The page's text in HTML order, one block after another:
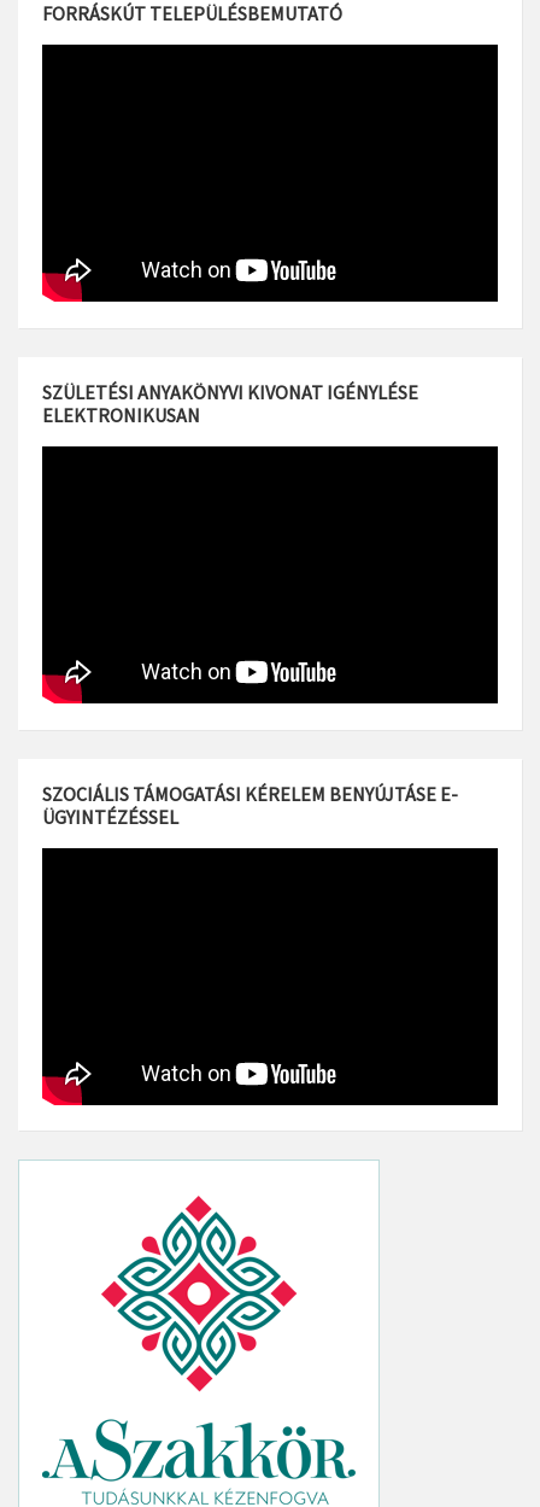
FORRÁSKÚT TELEPÜLÉSBEMUTATÓ
SZÜLETÉSI ANYAKÖNYVI KIVONAT IGÉNYLÉSE
ELEKTRONIKUSAN
SZOCIÁLIS TÁMOGATÁSI KÉRELEM BENYÚJTÁSE E-
ÜGYINTÉZÉSSEL